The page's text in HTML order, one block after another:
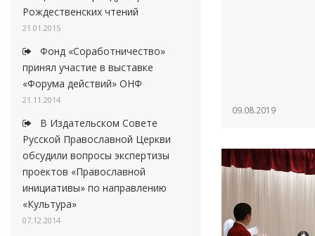
Рождественских чтений
21.01.2015
Фонд «Соработничество»
принял участие в выставке
«Форума действий» ОНФ
21.11.2014
В Издательском Совете
Русской Православной Церкви
обсудили вопросы экспертизы
проектов «Православной
инициативы» по направлению
«Культура»
07.12.2014
09.08.2019